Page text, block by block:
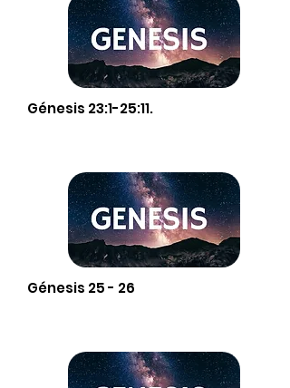
Génesis 23:1-25:11.
Génesis 25 - 26